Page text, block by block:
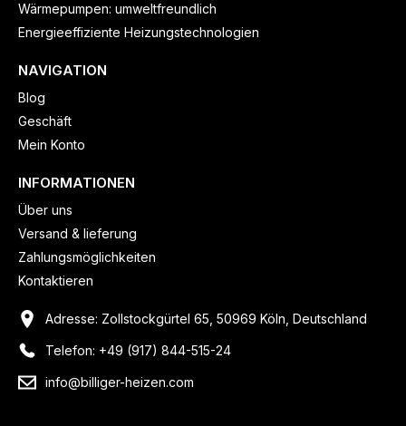
Wärmepumpen: umweltfreundlich
Energieeffiziente Heizungstechnologien
NAVIGATION
Blog
Geschäft
Mein Konto
INFORMATIONEN
Über uns
Versand & lieferung
Zahlungsmöglichkeiten
Kontaktieren
Adresse: Zollstockgürtel 65, 50969 Köln, Deutschland
Telefon: +49 (917) 844-515-24
info@billiger-heizen.com